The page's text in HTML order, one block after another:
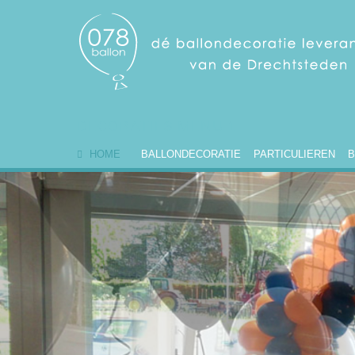
HOME BALLONDECORATIE PARTICULIEREN